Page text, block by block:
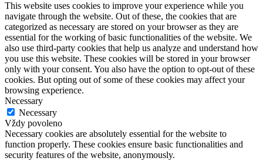
This website uses cookies to improve your experience while you
navigate through the website. Out of these, the cookies that are
categorized as necessary are stored on your browser as they are
essential for the working of basic functionalities of the website. We
also use third-party cookies that help us analyze and understand how
you use this website. These cookies will be stored in your browser
only with your consent. You also have the option to opt-out of these
cookies. But opting out of some of these cookies may affect your
browsing experience.
Necessary
Necessary
Vždy povoleno
Necessary cookies are absolutely essential for the website to
function properly. These cookies ensure basic functionalities and
security features of the website, anonymously.